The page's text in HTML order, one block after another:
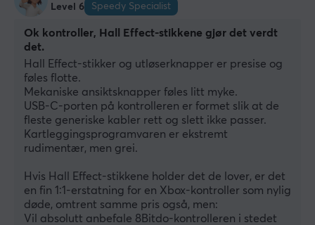
Level 6
Speedy Specialist
Ok kontroller, Hall Effect-stikkene gjør det verdt
det.
Hall Effect-stikker og utløserknapper er presise og
føles flotte.
Mekaniske ansiktsknapper føles litt myke.
USB-C-porten på kontrolleren er formet slik at de
fleste generiske kabler rett og slett ikke passer.
Kartleggingsprogramvaren er ekstremt
rudimentær, men grei.
Hvis Hall Effect-stikkene holder det de lover, er det
en fin 1:1-erstatning for en Xbox-kontroller som nylig
døde, omtrent samme pris også, men:
Vil absolutt anbefale 8Bitdo-kontrolleren i stedet